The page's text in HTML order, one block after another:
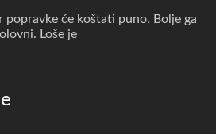
popravke će koštati puno. Bolje ga
Loše je